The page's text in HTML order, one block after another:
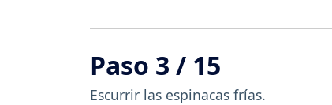
Paso 3 / 15
Escurrir las espinacas frías.